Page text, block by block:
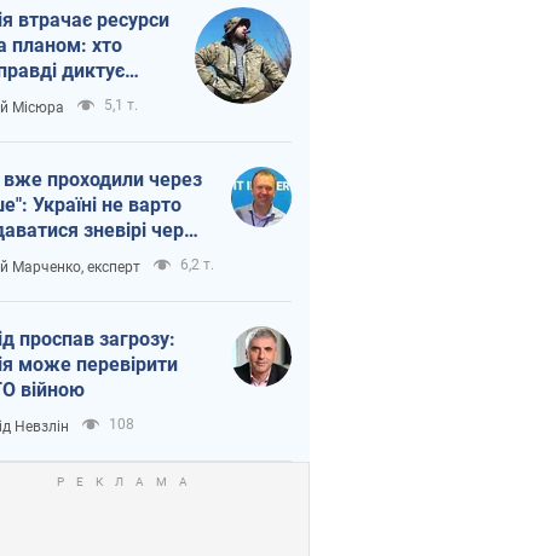
втрачає ресурси
планом: хто
диктує
війни
Місюра 5,1 т.
проходили через
Україні не варто
зневірі через
терор
Марченко, експерт 6,2 т.
проспав загрозу:
може перевірити
війною
Невзлін 108